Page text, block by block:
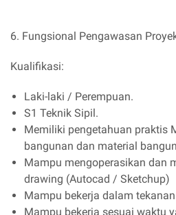
6. Fungsional Pengawasan
Kualifikasi:
Laki-laki / Perempuan.
S1 Teknik Sipil.
Memiliki pengetahuan praktis
bangunan dan material
Mampu mengoperasikan dan
drawing (Autocad / Sketchup)
Mampu bekerja dalam
Mampu bekerja sesuai waktu